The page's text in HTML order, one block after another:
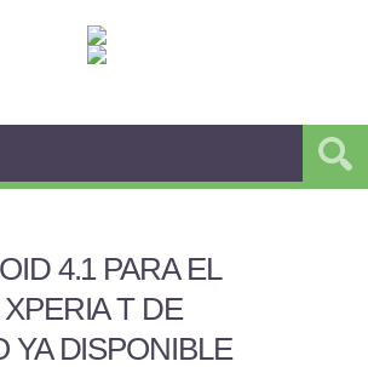
4.1 PARA EL
T DE
YA DISPONIBLE